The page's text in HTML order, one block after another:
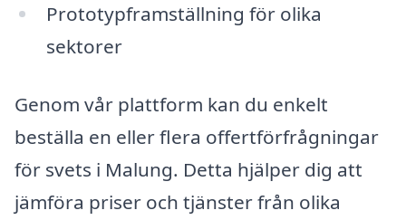
Prototypframställning för olika
sektorer
Genom vår plattform kan du enkelt
beställa en eller flera offertförfrågningar
för svets i Malung. Detta hjälper dig att
jämföra priser och tjänster från olika